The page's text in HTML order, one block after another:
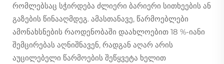
რომლებსაც სჭირდება ძლიერი ბარიერი სითხეების ან
გაზების წინააღმდეგ. ამასთანავე, წარმოებლები
ამონახსნების რაოდენობაში დაახლოებით 18 %-იანი
შემცირებას აღნიშნავენ, რადგან აღარ არის
აუცილებელი წარმოების შეწყვეტა ხელით